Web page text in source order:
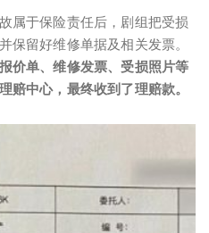
属于保险责任后，剧组把受损
保留好维修单据及相关发票。
价单、维修发票、受损照片等
赔中心，最终收到了理赔款。